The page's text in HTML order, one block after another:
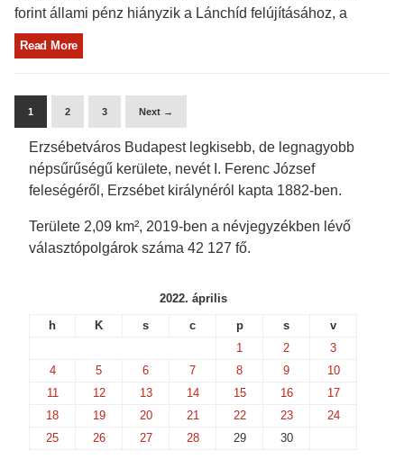
forint állami pénz hiányzik a Lánchíd felújításához, a
Read More
1 2 3 Next →
Erzsébetváros Budapest legkisebb, de legnagyobb
népsűrűségű kerülete, nevét I. Ferenc József
feleségéről, Erzsébet királynéról kapta 1882-ben.
Területe 2,09 km², 2019-ben a névjegyzékben lévő
választópolgárok száma 42 127 fő.
2022. április
h
K s c p s
v
1
2
3
4
5 6 7 8 9
10
11
12 13 14 15 16
17
18
19 20 21 22 23
24
25
26 27 28 29 30